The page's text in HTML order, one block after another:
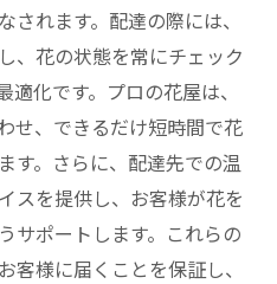
れます。配達の際には、
、花の状態を常にチェック
化です。プロの花屋は、
せ、できるだけ短時間で花
す。さらに、配達先での温
スを提供し、お客様が花を
サポートします。これらの
様に届くことを保証し、